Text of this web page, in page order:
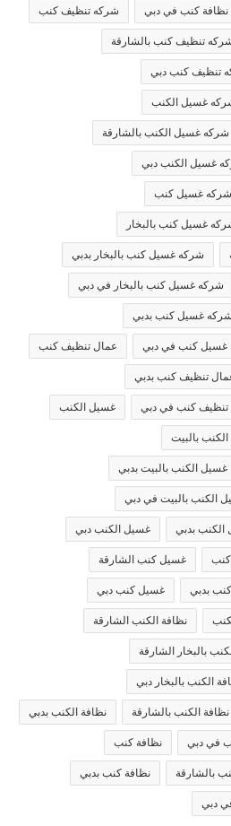
كنب في دبي شركه تنظيف كنب
تنظيف كنب بالشارقة
تنظيف كنب دبي
غسيل الكنب
شركه غسيل الكنب بالشارقة
غسيل الكنب دبي
شركه غسيل كنب
غسيل كنب بالبخار
شركه غسيل كنب بالبخار بدبي
شركه غسيل كنب بالبخار في دبي
شركه غسيل كنب بدبي
غسيل كنب في دبي عمال تنظيف كنب
تنظيف كنب بدبي
تنظيف كنب في دبي غسيل الكنب
بالبيت
غسيل الكنب بالبيت بدبي
الكنب بالبيت في دبي
بدبي غسيل الكنب دبي
غسيل كنب الشارقة
بدبي غسيل كنب دبي
نظافة الكنب الشارقة
بالبخار الشارقة
الكنب بالبخار دبي
نظافة الكنب بالشارقة نظافة الكنب بدبي
في دبي نظافة كنب
بالشارقة نظافة كنب بدبي
دبي